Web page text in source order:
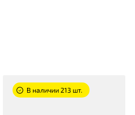
В наличии 213 шт.